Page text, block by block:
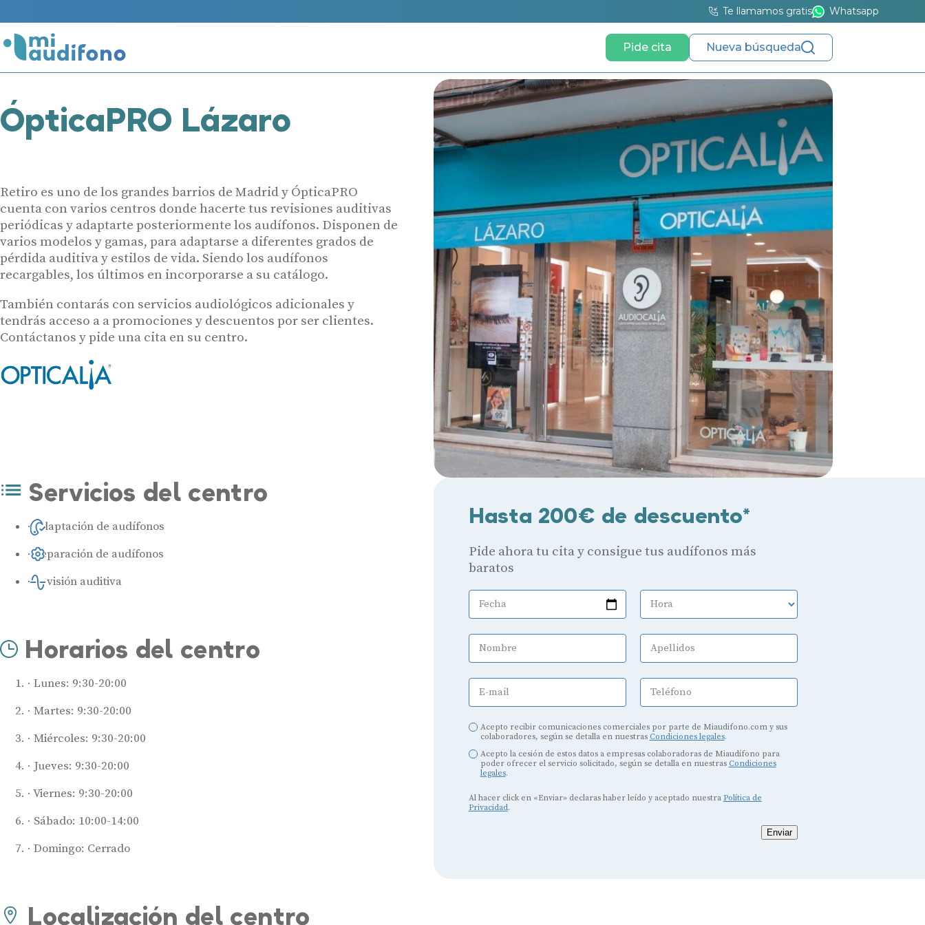
Te llamamos gratis Whatsapp
Pide cita Nueva búsqueda
ÓpticaPRO Lázaro
Retiro es uno de los grandes barrios de Madrid y ÓpticaPRO
cuenta con varios centros donde hacerte tus revisiones auditivas
periódicas y adaptarte posteriormente los audífonos. Disponen de
varios modelos y gamas, para adaptarse a diferentes grados de
pérdida auditiva y estilos de vida. Siendo los audífonos
recargables, los últimos en incorporarse a su catálogo.
También contarás con servicios audiológicos adicionales y
tendrás acceso a a promociones y descuentos por ser clientes.
Contáctanos y pide una cita en su centro.
Hasta 200€ de descuento*
Pide ahora tu cita y consigue tus audífonos más
baratos
Fecha Hora
Nombre Apellidos
E-mail Teléfono
Acepto recibir comunicaciones comerciales por parte de Miaudifono.com y sus
colaboradores, según se detalla en nuestras Condiciones legales.
Acepto la cesión de estos datos a empresas colaboradoras de Miaudífono para
poder ofrecer el servicio solicitado, según se detalla en nuestras Condiciones
legales.
Al hacer click en «Enviar» declaras haber leído y aceptado nuestra Política de
Privacidad.
Enviar
Servicios del centro
Adaptación de audífonos
Reparación de audífonos
Revisión auditiva
Horarios del centro
Lunes: 9:30-20:00
Martes: 9:30-20:00
Miércoles: 9:30-20:00
Jueves: 9:30-20:00
Viernes: 9:30-20:00
Sábado: 10:00-14:00
Domingo: Cerrado
Localización del centro
Audífonos
Mejores marcas de audífonos
Audífonos baratos
Audífonos invisibles
Audífonos bluetooth